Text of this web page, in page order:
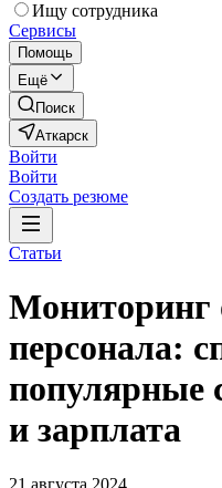
Ищу сотрудника
Сервисы
Помощь
Ещё
Поиск
Аткарск
Войти
Войти
Создать резюме
Статьи
Мониторинг
персонала:
популярные
и зарплата
21 августа 2024